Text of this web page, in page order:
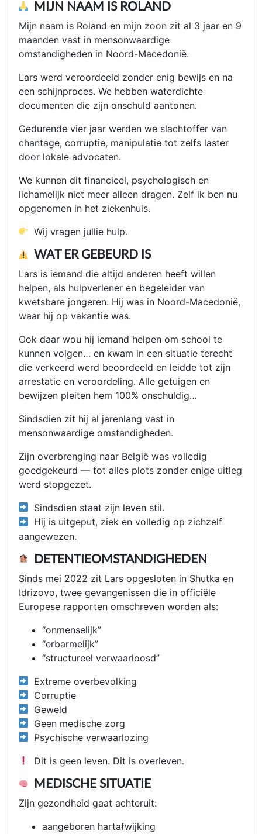
MIJN NAAM IS ROLAND
Mijn naam is Roland en mijn zoon zit al 3 jaar en 9
maanden vast in mensonwaardige
omstandigheden in Noord-Macedonië.
Lars werd veroordeeld zonder enig bewijs en na
een schijnproces. We hebben waterdichte
documenten die zijn onschuld aantonen.
Gedurende vier jaar werden we slachtoffer van
chantage, corruptie, manipulatie tot zelfs laster
door lokale advocaten.
We kunnen dit financieel, psychologisch en
lichamelijk niet meer alleen dragen. Zelf ik ben nu
opgenomen in het ziekenhuis.
Wij vragen jullie hulp.
WAT ER GEBEURD IS
Lars is iemand die altijd anderen heeft willen
helpen, als hulpverlener en begeleider van
kwetsbare jongeren. Hij was in Noord-Macedonië,
waar hij op vakantie was.
Ook daar wou hij iemand helpen om school te
kunnen volgen… en kwam in een situatie terecht
die verkeerd werd beoordeeld en leidde tot zijn
arrestatie en veroordeling. Alle getuigen en
bewijzen pleiten hem 100% onschuldig…
Sindsdien zit hij al jarenlang vast in
mensonwaardige omstandigheden.
Zijn overbrenging naar België was volledig
goedgekeurd — tot alles plots zonder enige uitleg
werd stopgezet.
Sindsdien staat zijn leven stil.
Hij is uitgeput, ziek en volledig op zichzelf
aangewezen.
DETENTIEOMSTANDIGHEDEN
Sinds mei 2022 zit Lars opgesloten in Shutka en
Idrizovo, twee gevangenissen die in officiële
Europese rapporten omschreven worden als:
“onmenselijk”
“erbarmelijk”
“structureel verwaarloosd”
Extreme overbevolking
Corruptie
Geweld
Geen medische zorg
Psychische verwaarlozing
Dit is geen leven. Dit is overleven.
MEDISCHE SITUATIE
Zijn gezondheid gaat achteruit:
aangeboren hartafwijking